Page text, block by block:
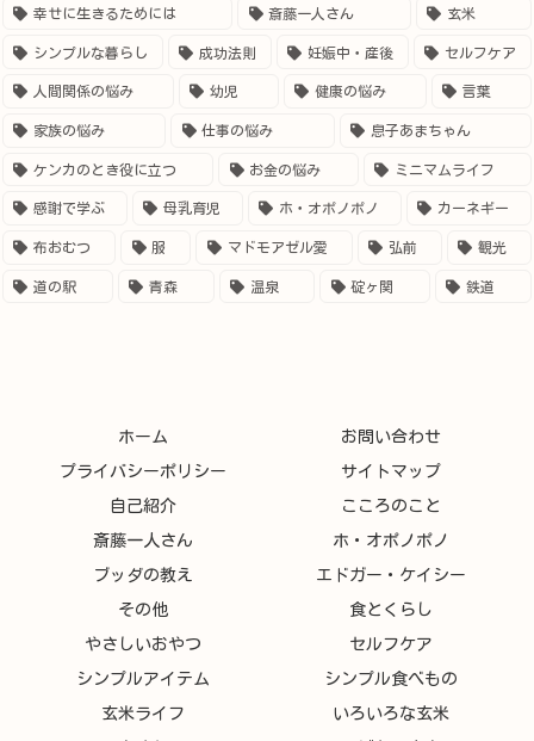
幸せに生きるためには 斎藤一人さん 玄米
シンプルな暮らし 成功法則 妊娠中・産後 セルフケア
人間関係の悩み 幼児 健康の悩み 言葉
家族の悩み 仕事の悩み 息子あまちゃん
ケンカのとき役に立つ お金の悩み ミニマムライフ
感謝で学ぶ 母乳育児 ホ・オポノポノ カーネギー
布おむつ 服 マドモアゼル愛 弘前 観光
道の駅 青森 温泉 碇ヶ関 鉄道
ホーム お問い合わせ
プライバシーポリシー サイトマップ
自己紹介 こころのこと
斎藤一人さん ホ・オポノポノ
ブッダの教え エドガー・ケイシー
その他 食とくらし
やさしいおやつ セルフケア
シンプルアイテム シンプル食べもの
玄米ライフ いろいろな玄米